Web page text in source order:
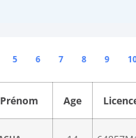
5 6 7 8 9
Prénom Age